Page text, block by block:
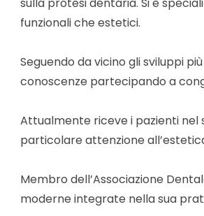
funzionali che estetici.
Seguendo da vicino gli sviluppi
conoscenze partecipando a
Attualmente riceve i pazienti nel
particolare attenzione
Membro dell’Associazione
moderne integrate nella sua